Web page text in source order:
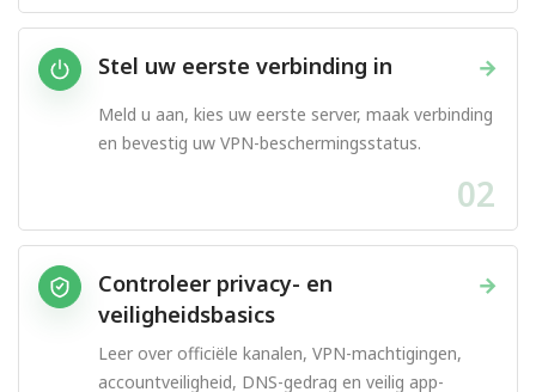
→
Stel uw eerste verbinding in
Meld u aan, kies uw eerste server, maak verbinding
en bevestig uw VPN-beschermingsstatus.
02
→
Controleer privacy- en
veiligheidsbasics
Leer over officiële kanalen, VPN-machtigingen,
accountveiligheid, DNS-gedrag en veilig app-